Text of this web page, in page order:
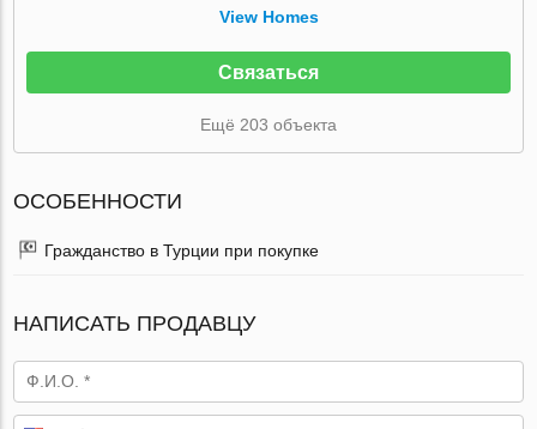
View Homes
Связаться
Ещё 203 объекта
ОСОБЕННОСТИ
Гражданство в Турции при покупке
НАПИСАТЬ ПРОДАВЦУ